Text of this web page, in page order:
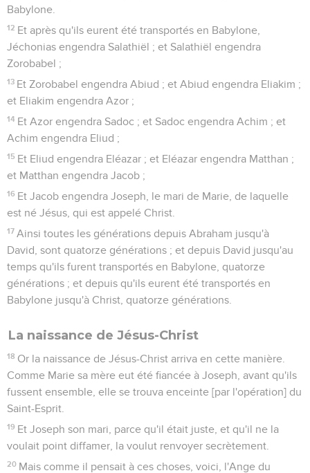
Babylone.
12 Et après qu'ils eurent été transportés en Babylone,
Jéchonias engendra Salathiël ; et Salathiël engendra
Zorobabel ;
13 Et Zorobabel engendra Abiud ; et Abiud engendra Eliakim ;
et Eliakim engendra Azor ;
14 Et Azor engendra Sadoc ; et Sadoc engendra Achim ; et
Achim engendra Eliud ;
15 Et Eliud engendra Eléazar ; et Eléazar engendra Matthan ;
et Matthan engendra Jacob ;
16 Et Jacob engendra Joseph, le mari de Marie, de laquelle
est né Jésus, qui est appelé Christ.
17 Ainsi toutes les générations depuis Abraham jusqu'à
David, sont quatorze générations ; et depuis David jusqu'au
temps qu'ils furent transportés en Babylone, quatorze
générations ; et depuis qu'ils eurent été transportés en
Babylone jusqu'à Christ, quatorze générations.
La naissance de Jésus-Christ
18 Or la naissance de Jésus-Christ arriva en cette manière.
Comme Marie sa mère eut été fiancée à Joseph, avant qu'ils
fussent ensemble, elle se trouva enceinte [par l'opération] du
Saint-Esprit.
19 Et Joseph son mari, parce qu'il était juste, et qu'il ne la
voulait point diffamer, la voulut renvoyer secrètement.
20 Mais comme il pensait à ces choses, voici, l'Ange du